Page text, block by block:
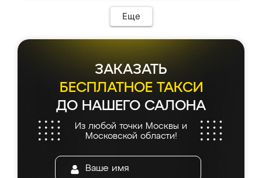
Еще
ЗАКАЗАТЬ
БЕСПЛАТНОЕ ТАКСИ
ДО НАШЕГО САЛОНА
Из любой точки Москвы и
Московской области!